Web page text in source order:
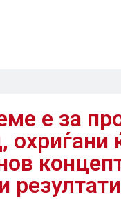
е за
охриѓани
резултати